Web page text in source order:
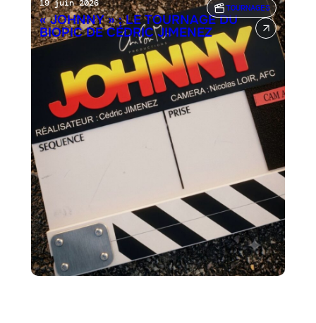
TOURNAGES
19 juin 2026
« JOHNNY » : LE TOURNAGE DU
BIOPIC DE CÉDRIC JIMENEZ